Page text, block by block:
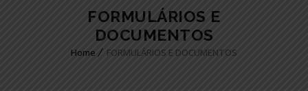
FORMULÁRIOS E
DOCUMENTOS
Home FORMULÁRIOS E DOCUMENTOS